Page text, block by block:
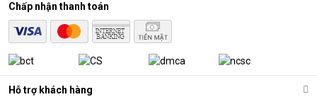
Hỗ trợ khách hàng
Chấp nhận thanh toán